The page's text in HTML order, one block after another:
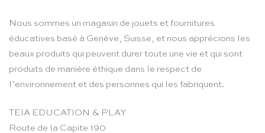
Nous sommes un magasin de jouets et fournitures
éducatives basé à Genève, Suisse, et nous apprécions les
beaux produits qui peuvent durer toute une vie et qui sont
produits de manière éthique dans le respect de
l’environnement et des personnes qui les fabriquent.
TEIA EDUCATION & PLAY
Route de la Capite 190